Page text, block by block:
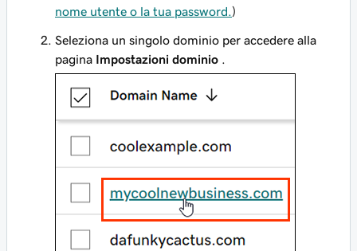
nome utente o la tua password. )
Seleziona un singolo dominio per accedere alla
pagina Impostazioni dominio